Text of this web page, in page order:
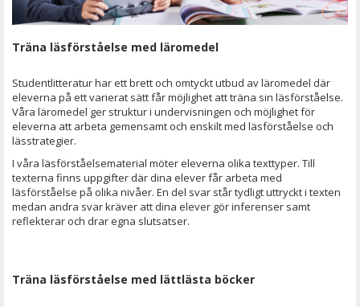
Träna läsförståelse med läromedel
Studentlitteratur har ett brett och omtyckt utbud av läromedel där
eleverna på ett varierat sätt får möjlighet att träna sin läsförståelse.
Våra läromedel ger struktur i undervisningen och möjlighet för
eleverna att arbeta gemensamt och enskilt med läsförståelse och
lässtrategier.
I våra läsförståelsematerial möter eleverna olika texttyper. Till
texterna finns uppgifter där dina elever får arbeta med
läsförståelse på olika nivåer. En del svar står tydligt uttryckt i texten
medan andra svar kräver att dina elever gör inferenser samt
reflekterar och drar egna slutsatser.
Träna läsförståelse med lättlästa böcker